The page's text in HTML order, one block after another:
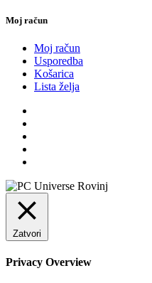
Moj račun
Moj račun
Usporedba
Košarica
Lista želja
Zatvori
Privacy Overview